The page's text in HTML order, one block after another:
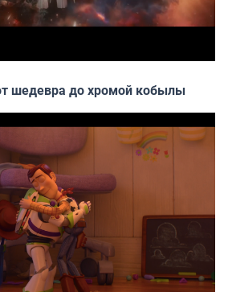
шедевра до хромой кобылы